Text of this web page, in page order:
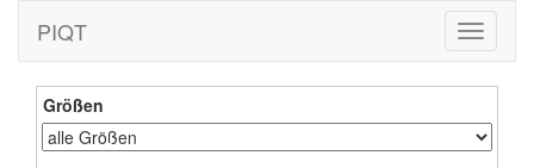
Toggle
PIQT
Größen